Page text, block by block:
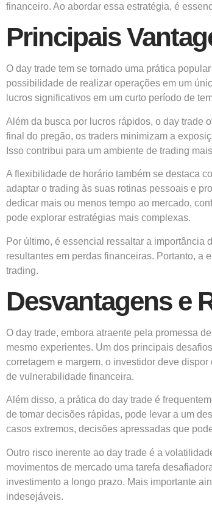
financeiro. Ao abordar essa estratégia, é
Principais
O day trade tem se tornado uma prática
possibilidade de realizar operações em um
lucros significativos em um curto período de
Além da busca por lucros rápidos, o day trade
final do pregão, os traders minimizam a
Isso contribui para um ambiente de trading
A flexibilidade de horário também se destaca
adaptar o trading às suas rotinas pessoais e
dedicar mais ou menos tempo ao mercado,
pode explorar estratégias mais complexas.
Por último, é essencial ressaltar a importância
resultantes em perdas financeiras. Portanto, a
trading.
Desvantagens e
O day trade, embora atraente pela promessa
mesmo experientes. Um dos principais
corretagem e margem, o investidor deve
de vulnerabilidade financeira.
Além disso, a prática do day trade é
de tomar decisões rápidas, pode levar a um
casos extremos, decisões apressadas que
Outro risco inerente ao day trade é a
movimentos de mercado uma tarefa
investimento a longo prazo. Mais importante
indesejáveis.